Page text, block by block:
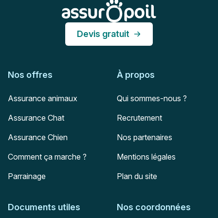
Devis gratuit
Nos offres
Assurance animaux
Assurance Chat
Assurance Chien
Comment ça marche ?
Parrainage
À propos
Qui sommes-nous ?
Recrutement
Nos partenaires
Mentions légales
Plan du site
Documents utiles Nos coordonnées